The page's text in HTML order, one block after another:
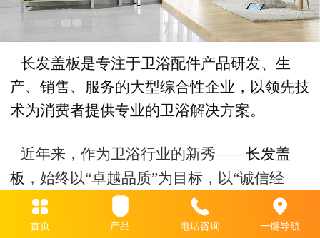
长发盖板是专注于卫浴配件产品研发、生
产、销售、服务的大型综合性企业，以领先技
术为消费者提供专业的卫浴解决方案。
近年来，作为卫浴行业的新秀——长发盖
板 ，始终以“卓越品质”为目标，以“诚信经
营”为宗旨，不断优化产品品质，同时积极吸
引国内外先进的高技术生产设备和营销理念，
首页 产品 电话咨询 一键导航